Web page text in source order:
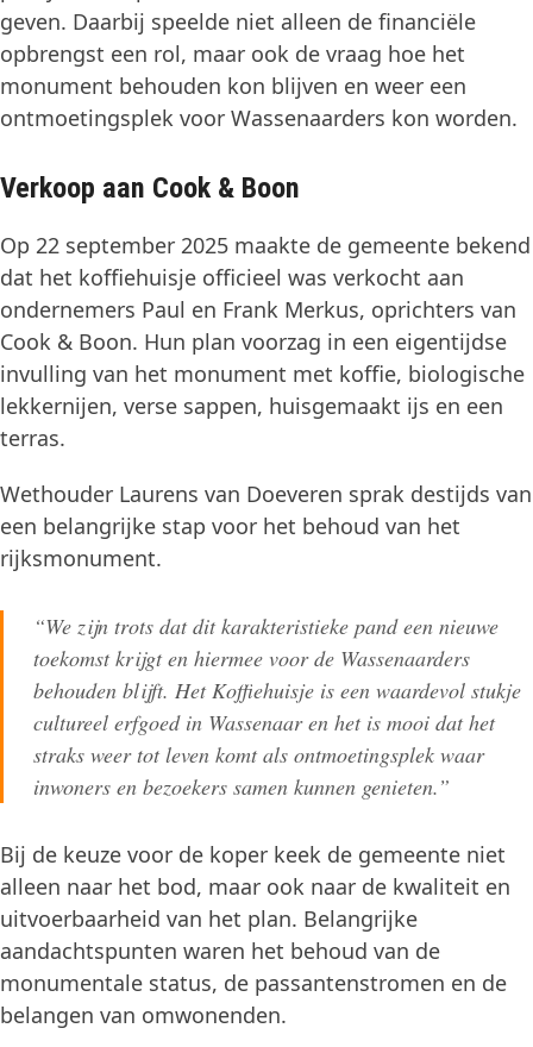
geven. Daarbij speelde niet alleen de financiële
opbrengst een rol, maar ook de vraag hoe het
monument behouden kon blijven en weer een
ontmoetingsplek voor Wassenaarders kon worden.
Verkoop aan Cook & Boon
Op 22 september 2025 maakte de gemeente bekend
dat het koffiehuisje officieel was verkocht aan
ondernemers Paul en Frank Merkus, oprichters van
Cook & Boon. Hun plan voorzag in een eigentijdse
invulling van het monument met koffie, biologische
lekkernijen, verse sappen, huisgemaakt ijs en een
terras.
Wethouder Laurens van Doeveren sprak destijds van
een belangrijke stap voor het behoud van het
rijksmonument.
“We zijn trots dat dit karakteristieke pand een nieuwe
toekomst krijgt en hiermee voor de Wassenaarders
behouden blijft. Het Koffiehuisje is een waardevol stukje
cultureel erfgoed in Wassenaar en het is mooi dat het
straks weer tot leven komt als ontmoetingsplek waar
inwoners en bezoekers samen kunnen genieten.”
Bij de keuze voor de koper keek de gemeente niet
alleen naar het bod, maar ook naar de kwaliteit en
uitvoerbaarheid van het plan. Belangrijke
aandachtspunten waren het behoud van de
monumentale status, de passantenstromen en de
belangen van omwonenden.